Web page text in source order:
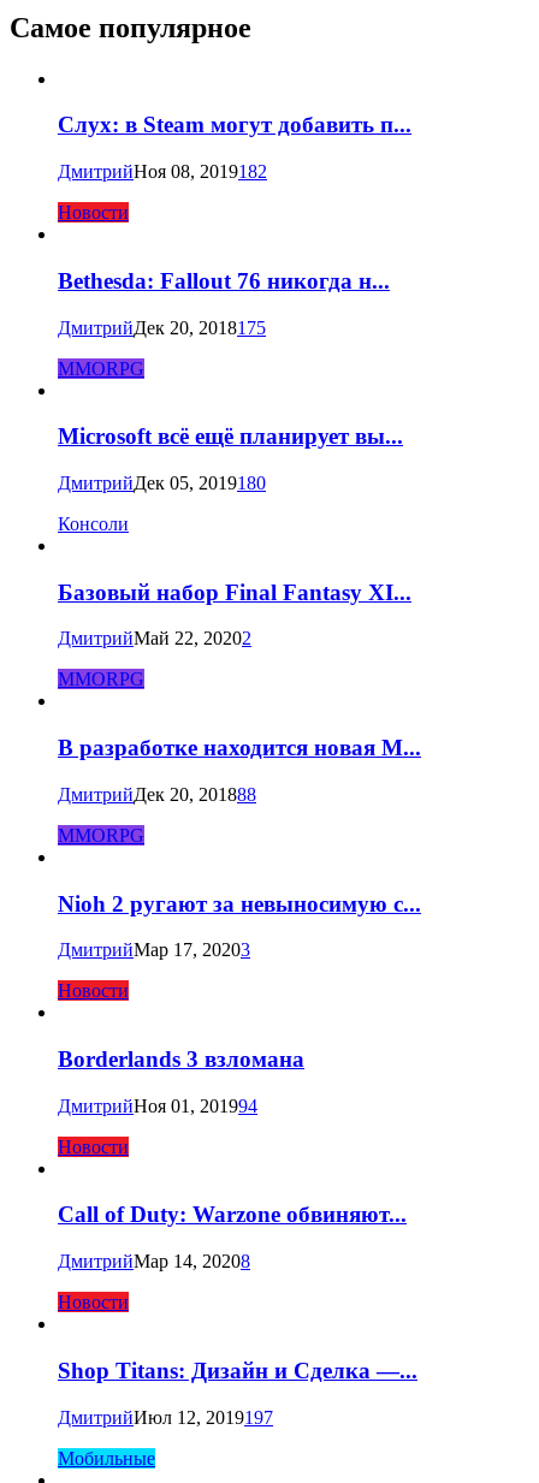
Самое популярное
Слух: в Steam могут добавить п...
ДмитрийНоя 08, 2019182
Новости
Bethesda: Fallout 76 никогда н...
ДмитрийДек 20, 2018175
MMORPG
Microsoft всё ещё планирует вы...
ДмитрийДек 05, 2019180
Консоли
Базовый набор Final Fantasy XI...
ДмитрийМай 22, 20202
MMORPG
В разработке находится новая M...
ДмитрийДек 20, 201888
MMORPG
Nioh 2 ругают за невыносимую с...
ДмитрийМар 17, 20203
Новости
Borderlands 3 взломана
ДмитрийНоя 01, 201994
Новости
Call of Duty: Warzone обвиняют...
ДмитрийМар 14, 20208
Новости
Shop Titans: Дизайн и Сделка —...
ДмитрийИюл 12, 2019197
Мобильные